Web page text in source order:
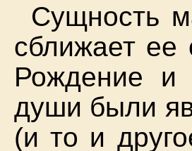
Сущность
сближает ее
Рождение и
души были
(и то и